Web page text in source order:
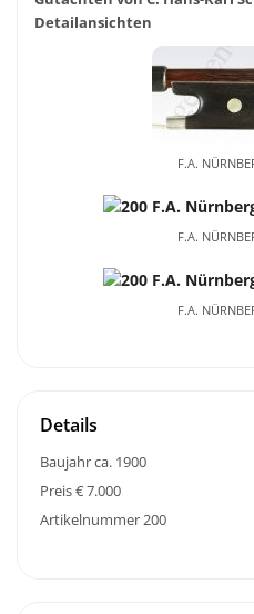
Detailansichten
F.A.
F.A.
F.A.
Details
Baujahr ca. 1900
Preis € 7.000
Artikelnummer 200